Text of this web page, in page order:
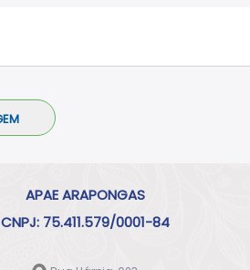
APAE ARAPONGAS
CNPJ: 75.411.579/0001-84